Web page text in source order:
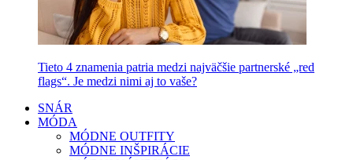
Tieto 4 znamenia patria medzi najväčšie partnerské „red
flags“. Je medzi nimi aj to vaše?
SNÁR
MÓDA
MÓDNE OUTFITY
MÓDNE INŠPIRÁCIE